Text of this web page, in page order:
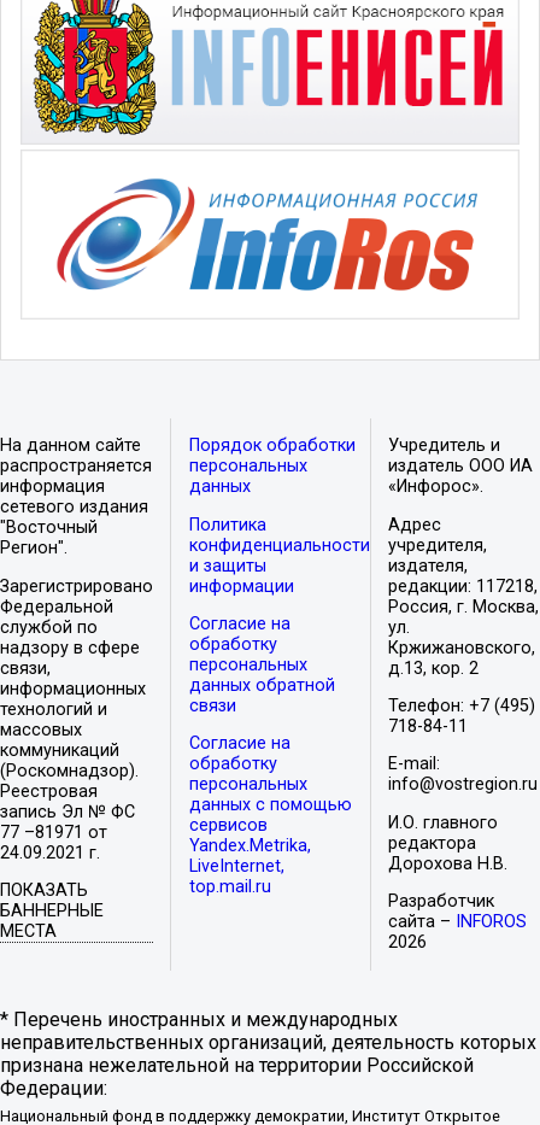
На данном сайте
распространяется
информация
сетевого издания
"Восточный
Регион".
Зарегистрировано
Федеральной
службой по
надзору в сфере
связи,
информационных
технологий и
массовых
коммуникаций
(Роскомнадзор).
Реестровая
запись Эл № ФС
77 –81971 от
24.09.2021 г.
ПОКАЗАТЬ
БАННЕРНЫЕ
МЕСТА
Порядок обработки
персональных
данных
Политика
конфиденциальности
и защиты
информации
Согласие на
обработку
персональных
данных обратной
связи
Согласие на
обработку
персональных
данных с помощью
сервисов
Yandex.Metrika,
LiveInternet,
top.mail.ru
Учредитель и
издатель ООО ИА
«Инфорос».
Адрес
учредителя,
издателя,
редакции: 117218,
Россия, г. Москва,
ул.
Кржижановского,
д.13, кор. 2
Телефон: +7 (495)
718-84-11
E-mail:
info@vostregion.ru
И.О. главного
редактора
Дорохова Н.В.
Разработчик
сайта –
INFOROS
2026
* Перечень иностранных и международных
неправительственных организаций, деятельность которых
признана нежелательной на территории Российской
Федерации:
Национальный фонд в поддержку демократии, Институт Открытое